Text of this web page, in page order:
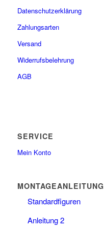
Datenschutzerklärung
Zahlungsarten
Versand
Widerrufsbelehrung
AGB
SERVICE
Mein Konto
MONTAGEANLEITUNG
Standardfiguren
Anleitung 2